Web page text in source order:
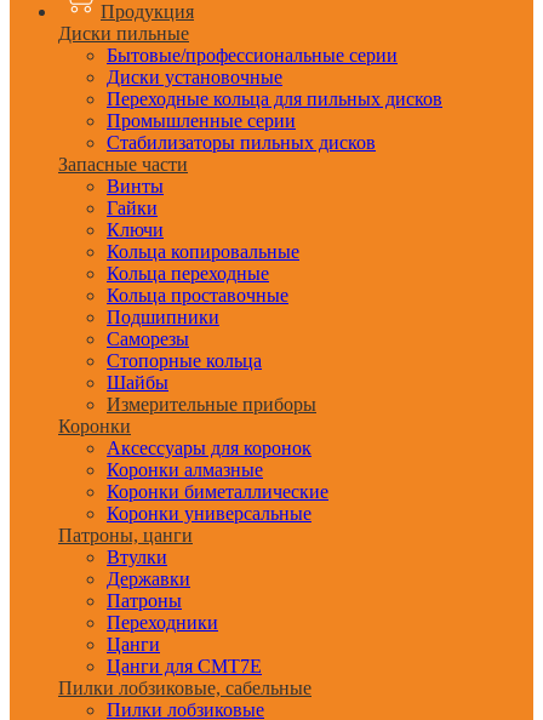
Продукция
Диски пильные
Бытовые/профессиональные серии
Диски установочные
Переходные кольца для пильных дисков
Промышленные серии
Стабилизаторы пильных дисков
Запасные части
Винты
Гайки
Ключи
Кольца копировальные
Кольца переходные
Кольца проставочные
Подшипники
Саморезы
Стопорные кольца
Шайбы
Измерительные приборы
Коронки
Аксессуары для коронок
Коронки алмазные
Коронки биметаллические
Коронки универсальные
Патроны, цанги
Втулки
Державки
Патроны
Переходники
Цанги
Цанги для CMT7E
Пилки лобзиковые, сабельные
Пилки лобзиковые